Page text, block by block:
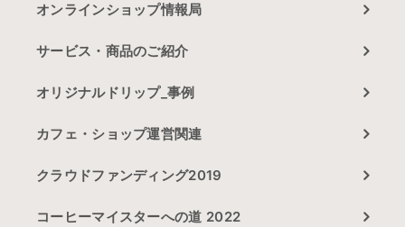
オンラインショップ情報局
サービス・商品のご紹介
オリジナルドリップ_事例
カフェ・ショップ運営関連
クラウドファンディング2019
コーヒーマイスターへの道 2022